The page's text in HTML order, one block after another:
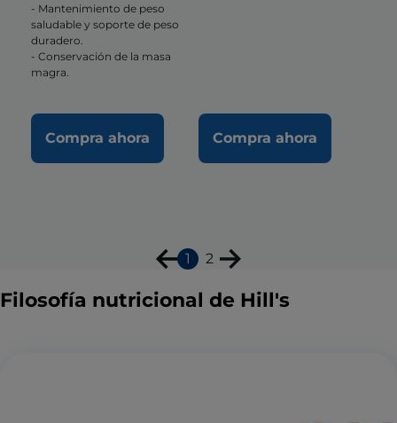
- Mantenimiento de peso
saludable y soporte de peso
duradero.
- Conservación de la masa
magra.
Compra ahora Compra ahora
1 2
Filosofía nutricional de Hill's